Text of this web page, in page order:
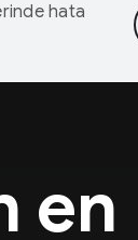
hata
en